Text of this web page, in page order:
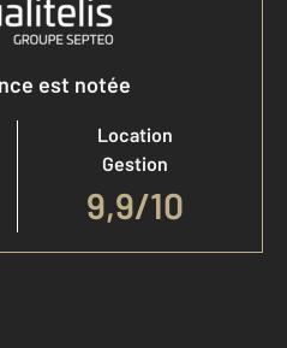
est notée
Location
Gestion
9,9/10